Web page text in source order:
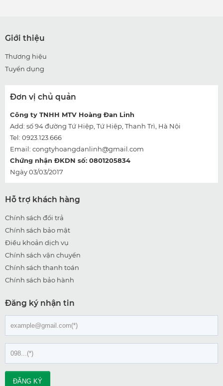
Giới thiệu
Thương hiệu
Tuyển dụng
Đơn vị chủ quản
Công ty TNHH MTV Hoàng Đan Linh
Add: số 94 đường Tứ Hiệp, Tứ Hiệp, Thanh Trì, Hà Nội
Tel: 0923.123.666
Email: congtyhoangdanlinh@gmail.com
Chứng nhận ĐKDN số: 0801205834
Ngày 03/03/2017
Hỗ trợ khách hàng
Chính sách đổi trả
Chính sách bảo mật
Điều khoản dịch vụ
Chính sách vận chuyển
Chính sách thanh toán
Chính sách bảo hành
Đăng ký nhận tin